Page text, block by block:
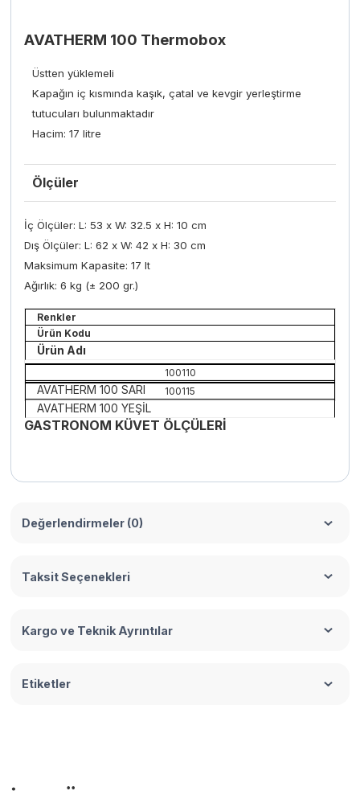
AVATHERM 100 Thermobox
Üstten yüklemeli
Kapağın iç kısmında kaşık, çatal ve kevgir yerleştirme
tutucuları bulunmaktadır
Hacim: 17 litre
Ölçüler
İç Ölçüler: L: 53 x W: 32.5 x H: 10 cm
Dış Ölçüler: L: 62 x W: 42 x H: 30 cm
Maksimum Kapasite: 17 lt
Ağırlık: 6 kg (± 200 gr.)
Renkler
Ürün Kodu
Ürün Adı
100110
AVATHERM 100 SARI 100115
AVATHERM 100 YEŞİL
GASTRONOM KÜVET ÖLÇÜLERİ
Değerlendirmeler (0)
Taksit Seçenekleri
Kargo ve Teknik Ayrıntılar
Etiketler